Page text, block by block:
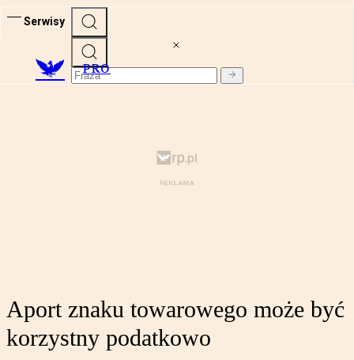
Serwisy
PRO
Aport znaku towarowego może być
korzystny podatkowo